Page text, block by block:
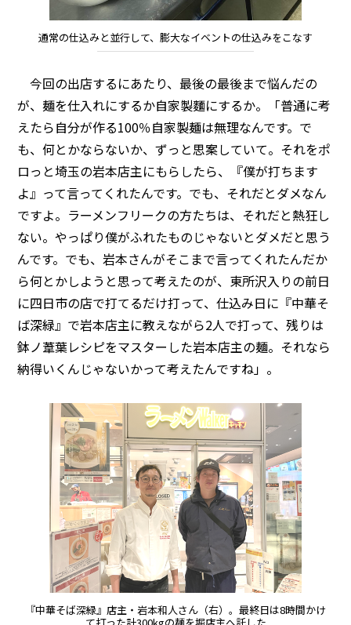
通常の仕込みと並行して、膨大なイベントの仕込みをこなす
今回の出店するにあたり、最後の最後まで悩んだの
が、麺を仕入れにするか自家製麵にするか。「普通に考
えたら自分が作る100％自家製麺は無理なんです。で
も、何とかならないか、ずっと思案していて。それをポ
ロっと埼玉の岩本店主にもらしたら、『僕が打ちます
よ』って言ってくれたんです。でも、それだとダメなん
ですよ。ラーメンフリークの方たちは、それだと熱狂し
ない。やっぱり僕がふれたものじゃないとダメだと思う
んです。でも、岩本さんがそこまで言ってくれたんだか
ら何とかしようと思って考えたのが、東所沢入りの前日
に四日市の店で打てるだけ打って、仕込み日に『中華そ
ば深緑』で岩本店主に教えながら2人で打って、残りは
鉢ノ葦葉レシピをマスターした岩本店主の麺。それなら
納得いくんじゃないかって考えたんですね」。
『中華そば深緑』店主・岩本和人さん（右）。最終日は8時間かけ
て打った計300kgの麺を堀店主へ託した